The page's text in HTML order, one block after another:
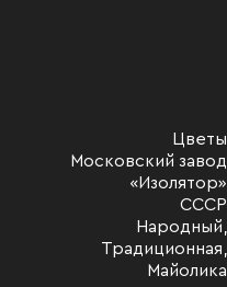
Цветы
Московский завод
«Изолятор»
СССР
Народный,
Традиционная,
Майолика